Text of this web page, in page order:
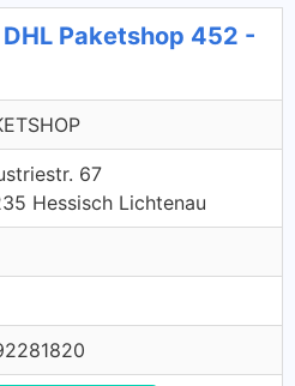
Paketshop 452 -
67
Hessisch Lichtenau